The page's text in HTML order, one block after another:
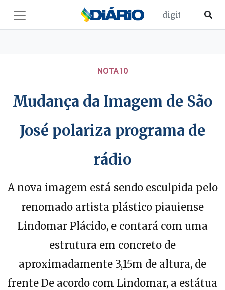
NOTA 10
Mudança da Imagem de São
José polariza programa de
rádio
A nova imagem está sendo esculpida pelo
renomado artista plástico piauiense
Lindomar Plácido, e contará com uma
estrutura em concreto de
aproximadamente 3,15m de altura, de
frente De acordo com Lindomar, a estátua